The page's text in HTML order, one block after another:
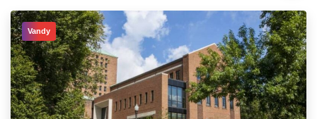
Vandy